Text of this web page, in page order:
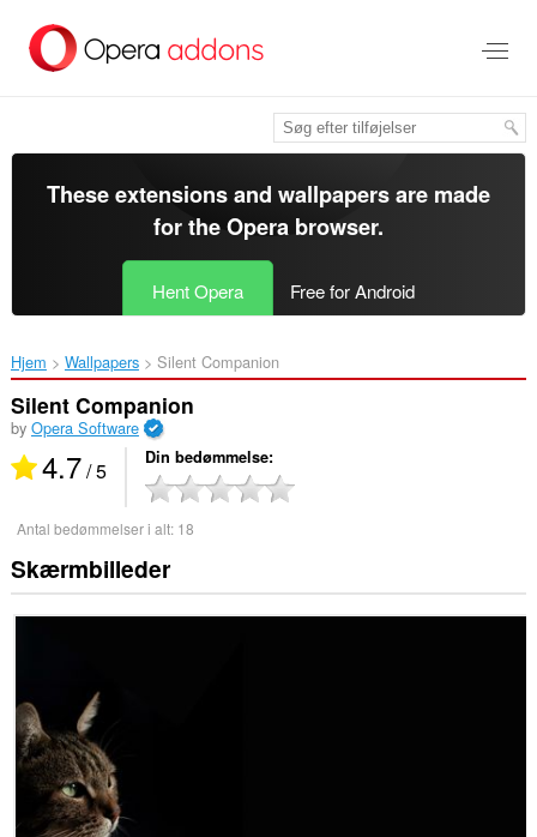
hovedindhold
These extensions and wallpapers are made
for theOpera browser.
Hent Opera Free for Android
Hjem Wallpapers Silent Companion‎
Silent Companion
by Opera Software
4.7/ 5 Din bedømmelse
Antal bedømmelser i alt: 18
Skærmbilleder